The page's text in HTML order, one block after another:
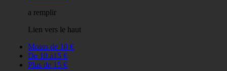
a remplir
Lien vers le haut
Moins de 10 €
De 10 à15 €
Plus de 15 €